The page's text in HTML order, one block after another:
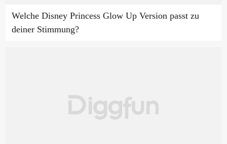
Welche Disney Princess Glow Up Version passt zu
deiner Stimmung?